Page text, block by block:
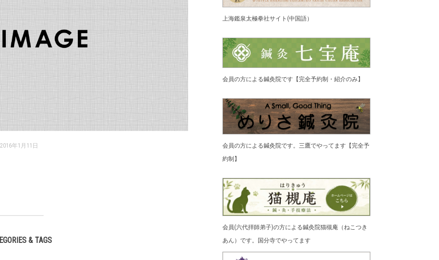
2016年1月11日
& TAGS
上海鑑泉太極拳社サイト(中国語）
会員の方による鍼灸院です【完全予約制・紹介のみ】
会員の方による鍼灸院です。三鷹でやってます【完全予
約制】
会員(六代拝師弟子)の方による鍼灸院猫槻庵（ねこつき
あん）です。国分寺でやってます